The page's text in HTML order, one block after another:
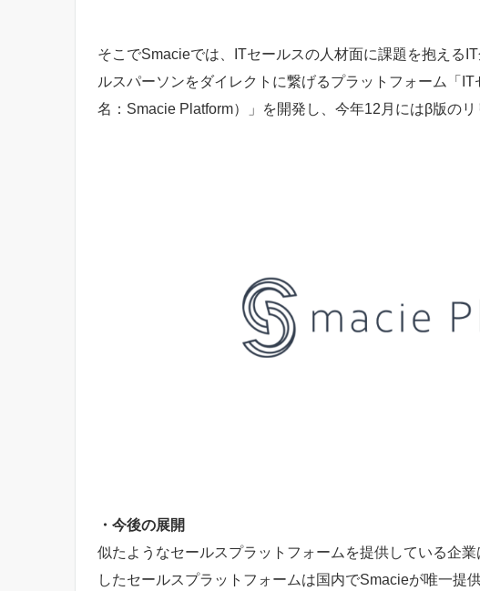
そこでSmacieでは、ITセールスの人材面に課題を抱える
ルスパーソンをダイレクトに繋げるプラットフォーム「
名：Smacie Platform）」を開発し、今年12月にはβ版のリ
・今後の展開
似たようなセールスプラットフォームを提供している企
したセールスプラットフォームは国内でSmacieが唯一提